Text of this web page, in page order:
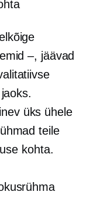
–, jäävad
üks ühele
teile
kohta.